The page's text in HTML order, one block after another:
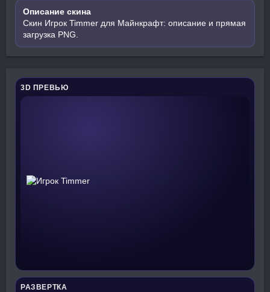
Описание скина
Скин Игрок Timmer для Майнкрафт: описание и прямая
загрузка PNG.
3D ПРЕВЬЮ
РАЗВЕРТКА